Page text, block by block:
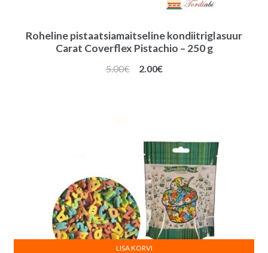
Roheline pistaatsiamaitseline kondiitriglasuur
Carat Coverflex Pistachio – 250 g
5.00€
Algne
2.00€Praegune
LISA KORVI